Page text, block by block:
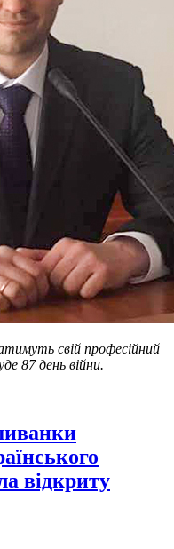
свій професійний
87 день війни.
відкриту